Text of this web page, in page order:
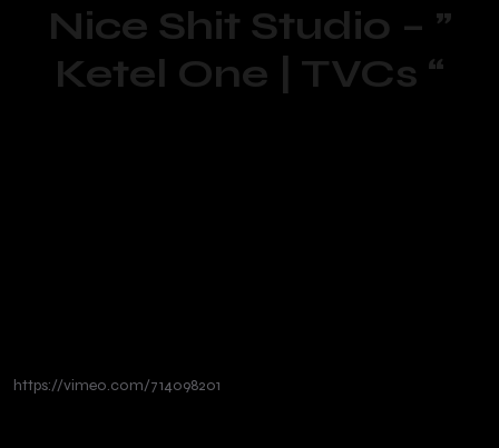
Nice Shit Studio – ”
Ketel One | TVCs “
https://vimeo.com/714098201